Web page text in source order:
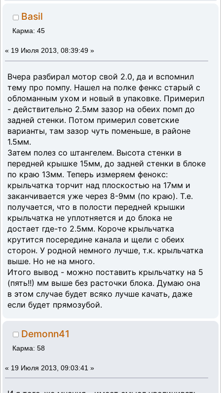
Basil
Карма: 45
« 19 Июля 2013, 08:39:49 »
Вчера разбирал мотор свой 2.0, да и вспомнил
тему про помпу. Нашел на полке фенкс старый с
обломанным ухом и новый в упаковке. Примерил
- действительно 2.5мм зазор на обеих помп до
задней стенки. Потом примерил советские
варианты, там зазор чуть поменьше, в районе
1.5мм.
Затем полез со штангелем. Высота стенки в
передней крышке 15мм, до задней стенки в блоке
по краю 13мм. Теперь измеряем фенокс:
крыльчатка торчит над плоскостью на 17мм и
заканчивается уже через 8-9мм (по краю). Т.е.
получается, что в полости передней крышки
крыльчатка не уплотняется и до блока не
достает где-то 2.5мм. Короче крыльчатка
крутится посередине канала и щели с обеих
сторон. У родной немного лучше, т.к. крыльчатка
выше. Но не на много.
Итого вывод - можно поставить крыльчатку на 5
(пять!!) мм выше без расточки блока. Думаю она
в этом случае будет всяко лучше качать, даже
если будет прямозубой.
Demonn41
Карма: 58
« 19 Июля 2013, 09:03:41 »